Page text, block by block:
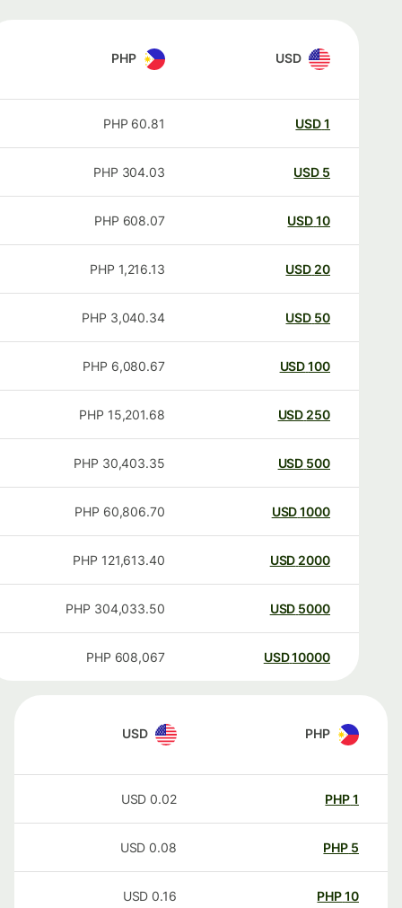
USD
PHP
USD
60.81
PHP
USD
304.03
PHP
USD
608.07
PHP
20
USD
1,216.13
PHP
50
USD
3,040.34
PHP
100
USD
6,080.67
PHP
250
USD
15,201.68
PHP
500
USD
30,403.35
PHP
1000
USD
60,806.70
PHP
2000
USD
121,613.40
PHP
5000
USD
304,033.50
PHP
10000
USD
608,067
PHP
PHP
USD
PHP
0.02
USD
PHP
0.08
USD
PHP
0.16
USD